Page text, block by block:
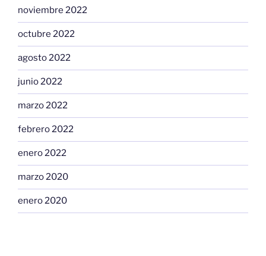
noviembre 2022
octubre 2022
agosto 2022
junio 2022
marzo 2022
febrero 2022
enero 2022
marzo 2020
enero 2020